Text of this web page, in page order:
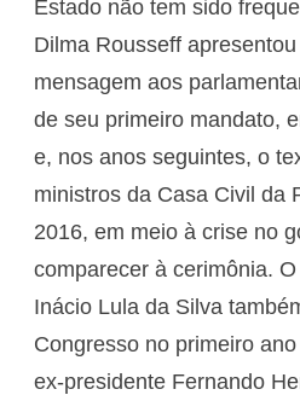
Estado não tem sido
Dilma Rousseff
mensagem aos
de seu primeiro mandato,
e, nos anos seguintes, o
ministros da Casa Civil da
2016, em meio à crise no
comparecer à cerimônia.
Inácio Lula da Silva
Congresso no primeiro
ex-presidente Fernando